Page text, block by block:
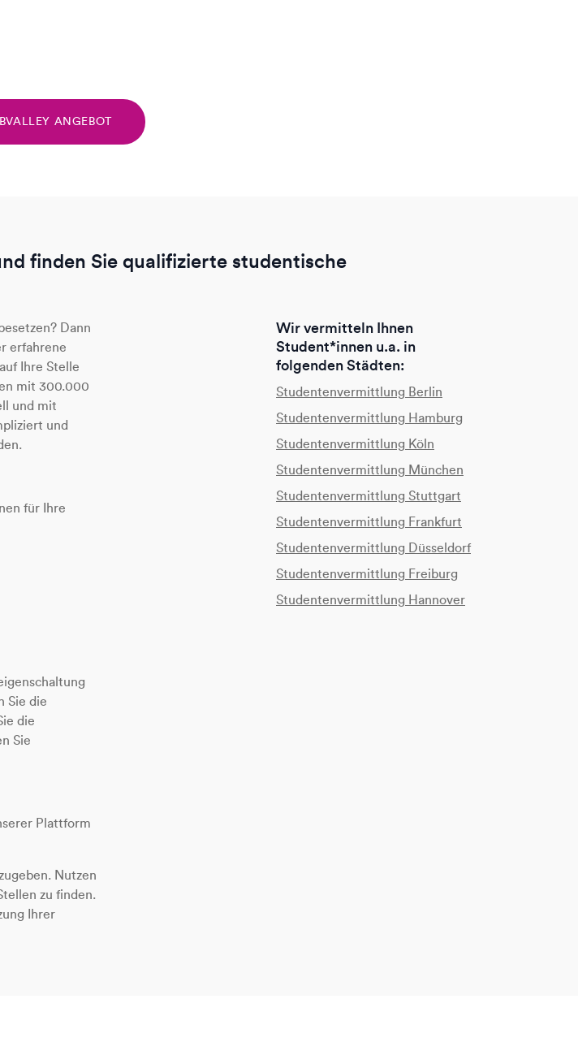
ANGEBOT
finden Sie qualifizierte studentische
Dann
erfahrene
Ihre Stelle
mit 300.000
und mit
und
für Ihre
Sie die
die
Sie
Plattform
Nutzen
zu finden.
Ihrer
Wir vermitteln Ihnen
Student*innen u.a. in
folgenden Städten:
Studentenvermittlung Berlin
Studentenvermittlung Hamburg
Studentenvermittlung Köln
Studentenvermittlung München
Studentenvermittlung Stuttgart
Studentenvermittlung Frankfurt
Studentenvermittlung Düsseldorf
Studentenvermittlung Freiburg
Studentenvermittlung Hannover